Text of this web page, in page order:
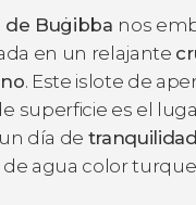
de Buġibba nos
en un relajante
. Este islote de
superficie es el
día de
de agua color